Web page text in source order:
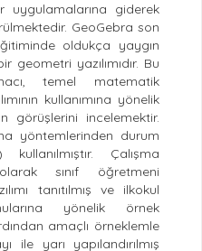
uygulamalarına giderek
GeoGebra son
oldukça yaygın
geometri yazılımıdır. Bu
temel matematik
kullanımına yönelik
görüşlerini incelemektir.
yöntemlerinden durum
Çalışma
sınıf öğretmeni
tanıtılmış ve ilkokul
yönelik örnek
amaçlı örneklemle
ile yarı yapılandırılmış